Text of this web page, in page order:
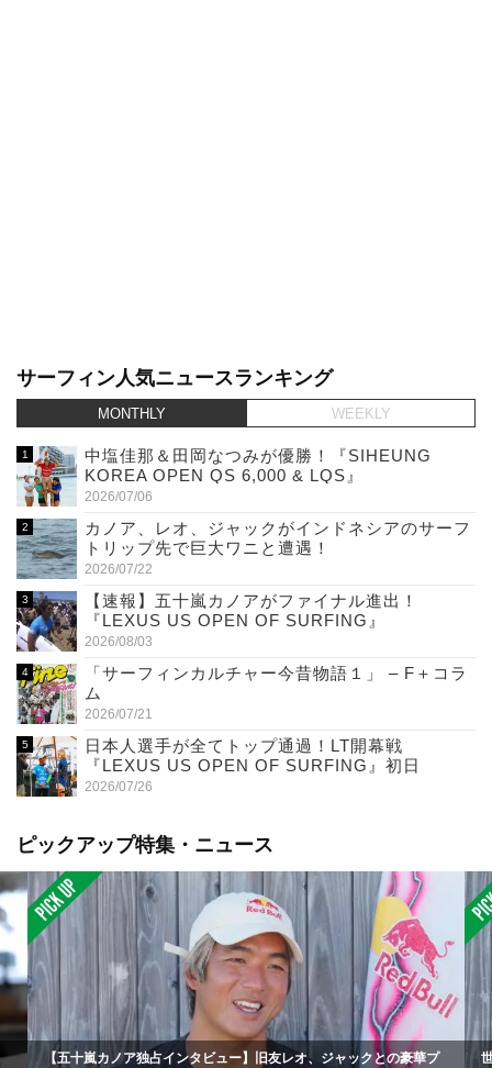
サーフィン人気ニュースランキング
MONTHLY WEEKLY
中塩佳那＆田岡なつみが優勝！『SIHEUNG
KOREA OPEN QS 6,000 & LQS』
2026/07/06
カノア、レオ、ジャックがインドネシアのサーフ
トリップ先で巨大ワニと遭遇！
2026/07/22
【速報】五十嵐カノアがファイナル進出！
『LEXUS US OPEN OF SURFING』
2026/08/03
「サーフィンカルチャー今昔物語１」 – F＋コラ
ム
2026/07/21
日本人選手が全てトップ通過！LT開幕戦
『LEXUS US OPEN OF SURFING』初日
2026/07/26
ピックアップ特集・ニュース
【五十嵐カノア独占インタビュー】旧友レオ、ジャックとの豪華プ